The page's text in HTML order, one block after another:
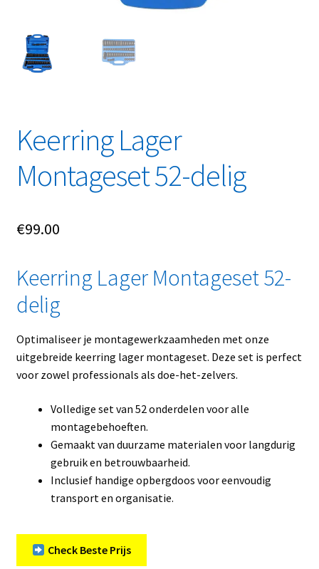
Overzicht
Privacybeleid
Videos
Winkelwagen
Keerring Lager
Montageset 52-delig
€99.00
Keerring Lager Montageset 52-
delig
Optimaliseer je montagewerkzaamheden met onze
uitgebreide keerring lager montageset. Deze set is perfect
voor zowel professionals als doe-het-zelvers.
Volledige set van 52 onderdelen voor alle
montagebehoeften.
Gemaakt van duurzame materialen voor langdurig
gebruik en betrouwbaarheid.
Inclusief handige opbergdoos voor eenvoudig
transport en organisatie.
Check Beste Prijs